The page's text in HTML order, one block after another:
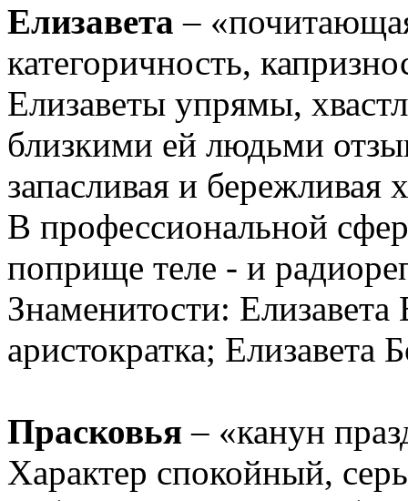
Елизавета –
категоричность,
Елизаветы упрямы,
близкими ей людьми
запасливая и бережливая
В профессиональной
поприще теле - и
Знаменитости: Елизавета
аристократка; Елизавета
Прасковья – «канун
Характер спокойный,